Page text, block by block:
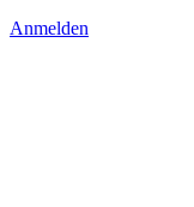
Anmelden